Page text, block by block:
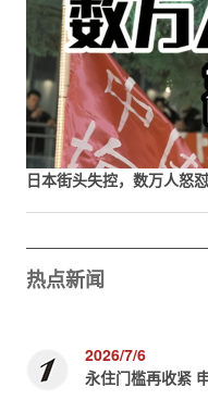
日本街头失控，数万人怒
热点新闻
2026/7/6
永住门槛再收紧